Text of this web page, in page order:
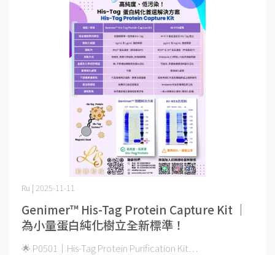
Genimer™ His-Tag Protein Capture Kit ｜
為小量蛋白純化樹立全新標準！
Ru | 2025-11-11
🌟 P0501｜His-Tag Protein Purification Kit⋯